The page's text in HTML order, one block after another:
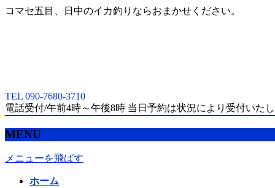
コマセ五目、日中のイカ釣りならおまかせください。
TEL 090-7680-3710
電話受付/午前4時～午後8時 当日予約は状況により受付いた
MENU
メニューを飛ばす
ホーム